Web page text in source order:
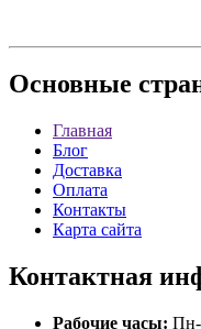
Основные
Главная
Блог
Доставка
Оплата
Контакты
Карта сайта
Контактная
Рабочие часы: Пн-